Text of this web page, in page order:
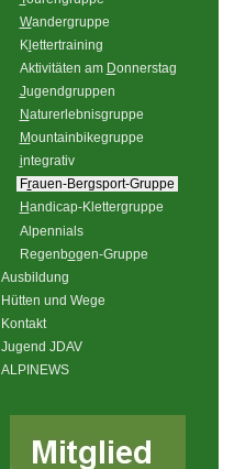
Wandergruppe
Kl ettertraining
Aktivitäten am Donnerstag
Jugendgruppen
Naturerlebnisgruppe
Mountainbikegruppe
integrativ
Frauen-Bergsport-Gruppe
Handicap-Klettergruppe
Alpennials
Regenbogen-Gruppe
Ausbildung
Hütten und Wege
Kontakt
Jugend JDAV
ALPINEWS